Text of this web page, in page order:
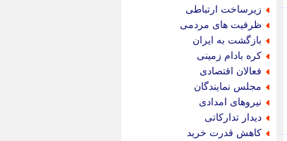
زیرساخت ارتباطی
ظرفیت های مردمی
بازگشت به ایران
کره بادام زمینی
فعالان اقتصادی
مجلس نمایندگان
نیروهای امدادی
دیدار تدارکاتی
کاهش قدرت خرید